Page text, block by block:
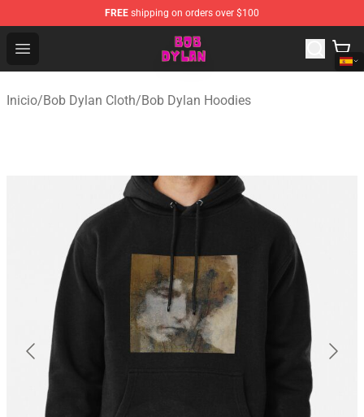
FREE shipping on orders over $100
Open menu
Bob Dylan Store - Official Bob Dylan Merchandise Shop
Inicio/Bob Dylan Cloth/Bob Dylan Hoodies